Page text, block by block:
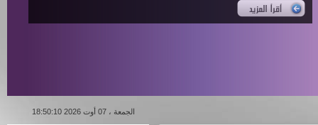
الجمعة ، 07 أوت 2026 18:50:10